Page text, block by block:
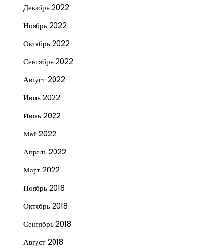
Декабрь 2022
Ноябрь 2022
Октябрь 2022
Сентябрь 2022
Август 2022
Июль 2022
Июнь 2022
Май 2022
Апрель 2022
Март 2022
Ноябрь 2018
Октябрь 2018
Сентябрь 2018
Август 2018